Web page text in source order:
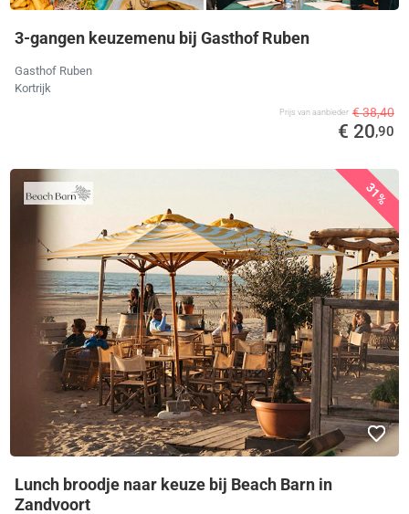
3-gangen keuzemenu bij Gasthof Ruben
Gasthof Ruben
Kortrijk
Prijs van aanbieder € 38,40
€ 20,90
31%
Lunch broodje naar keuze bij Beach Barn in
Zandvoort